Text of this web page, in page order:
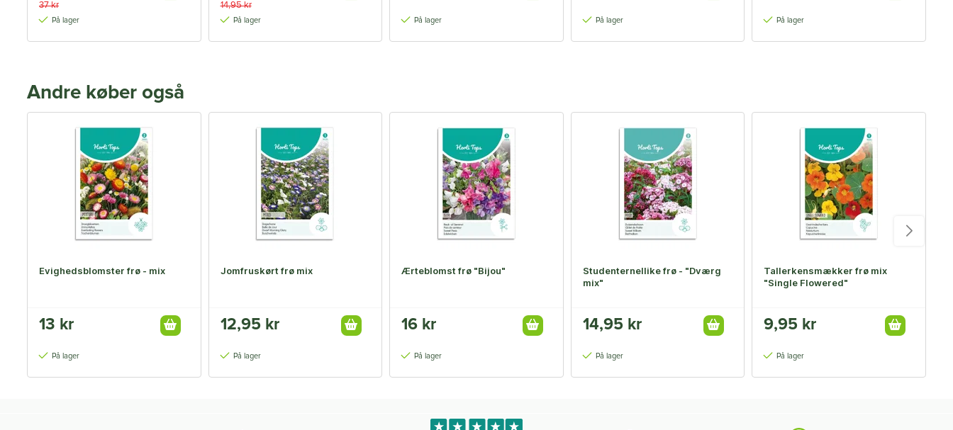
37 kr
På lager
14,95 kr
På lager På lager På lager På lager
Andre køber også
Evighedsblomster frø - mix
13 kr
På lager
Jomfruskørt frø mix
12,95 kr
På lager
Ærteblomst frø "Bijou"
16 kr
På lager
Studenternellike frø - "Dværg
mix"
14,95 kr
På lager
Tallerkensmækker frø mix
"Single Flowered"
9,95 kr
På lager